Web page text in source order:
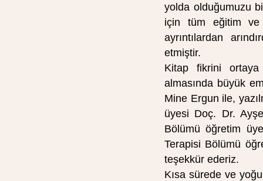
yolda olduğumuzu
için tüm eğitim ve
ayrıntılardan
etmiştir.
Kitap fikrini ortaya
almasında büyük
Mine Ergun ile,
üyesi Doç. Dr.
Bölümü öğretim
Terapisi Bölümü
teşekkür ederiz.
Kısa sürede ve